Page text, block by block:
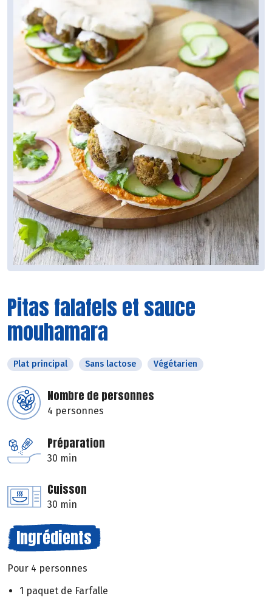
Pitas falafels et sauce
mouhamara
Plat principal Sans lactose Végétarien
Nombre de personnes
4 personnes
Préparation
30 min
Cuisson
30 min
Ingrédients
Pour 4 personnes
1 paquet de Farfalle